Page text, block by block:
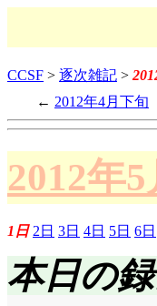
CCSF > 逐次雑記 >
2012年4月下旬
2012年
1日 2日 3日 4日 5日 6日
本日の